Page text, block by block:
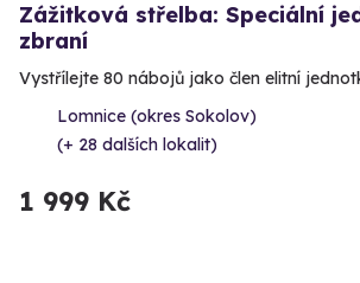
Zážitková střelba: Speciální
zbraní
Vystřílejte 80 nábojů jako člen elitní
Lomnice (okres Sokolov)
(+ 28 dalších lokalit)
1 999 Kč